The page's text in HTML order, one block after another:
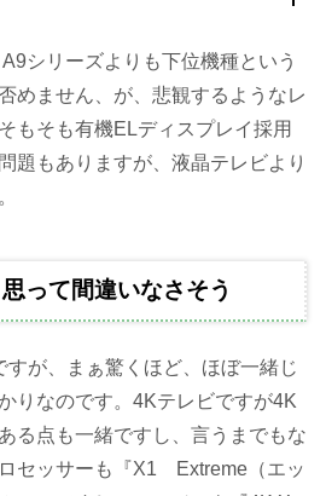
シリーズよりも下位機種という
めません、が、悲観するようなレ
もそも有機ELディスプレイ採用
題もありますが、液晶テレビより
って間違いなさそう
すが、まぁ驚くほど、ほぼ一緒じ
りなのです。4Kテレビですが4K
る点も一緒ですし、言うまでもな
セッサーも『X1 Extreme（エッ